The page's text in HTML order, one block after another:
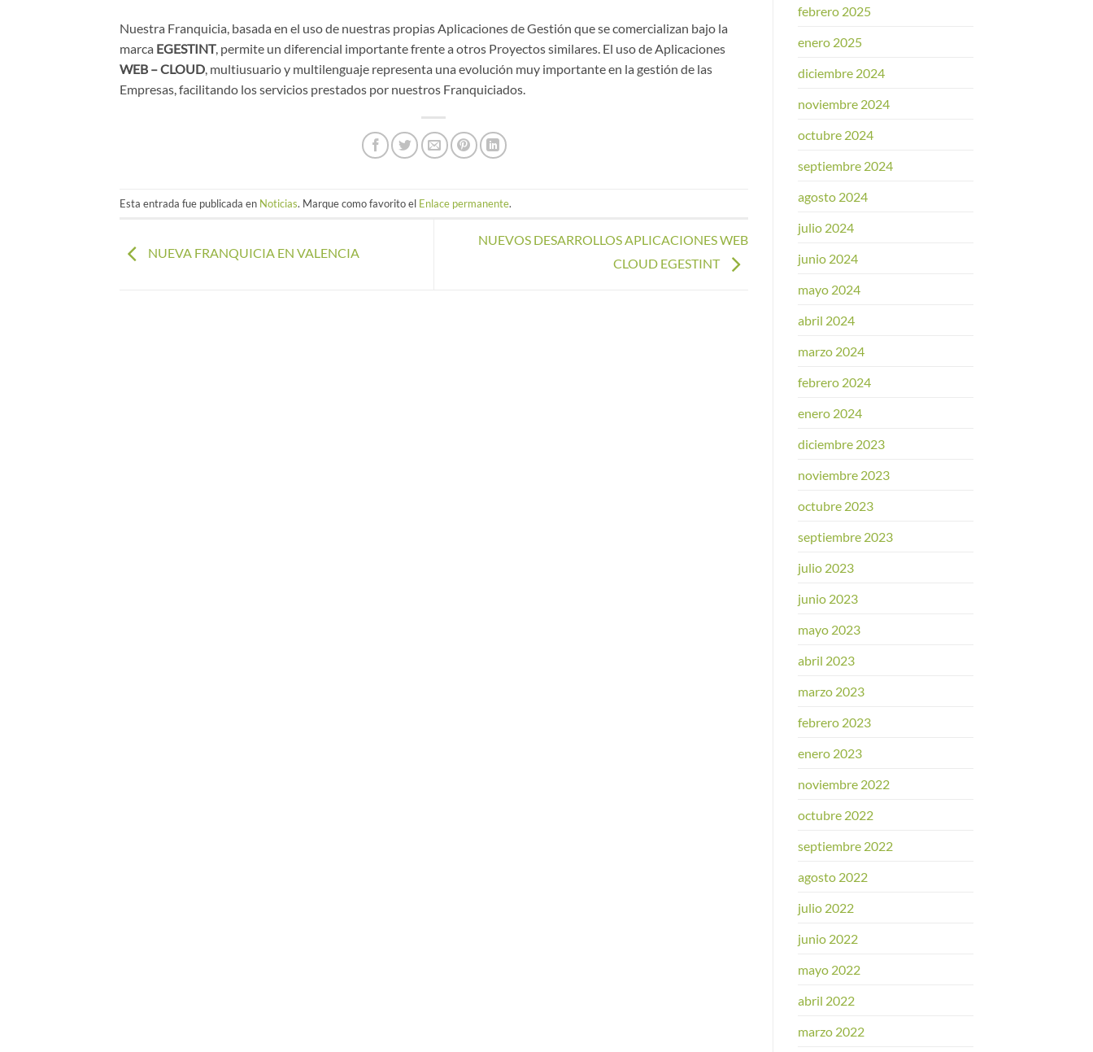
Nuestra Franquicia, basada en el uso de nuestras propias Aplicaciones de Gestión que se comercializan bajo la
marca EGESTINT, permite un diferencial importante frente a otros Proyectos similares. El uso de Aplicaciones
WEB – CLOUD, multiusuario y multilenguaje representa una evolución muy importante en la gestión de las
Empresas, facilitando los servicios prestados por nuestros Franquiciados.
Esta entrada fue publicada en Noticias. Marque como favorito el Enlace permanente.
NUEVA FRANQUICIA EN VALENCIA
NUEVOS DESARROLLOS APLICACIONES WEB
CLOUD EGESTINT
febrero 2025
enero 2025
diciembre 2024
noviembre 2024
octubre 2024
septiembre 2024
agosto 2024
julio 2024
junio 2024
mayo 2024
abril 2024
marzo 2024
febrero 2024
enero 2024
diciembre 2023
noviembre 2023
octubre 2023
septiembre 2023
julio 2023
junio 2023
mayo 2023
abril 2023
marzo 2023
febrero 2023
enero 2023
noviembre 2022
octubre 2022
septiembre 2022
agosto 2022
julio 2022
junio 2022
mayo 2022
abril 2022
marzo 2022